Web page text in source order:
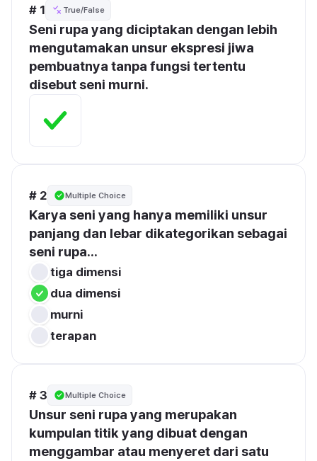
# 1 True/False
Seni rupa yang diciptakan dengan lebih
mengutamakan unsur ekspresi jiwa
pembuatnya tanpa fungsi tertentu
disebut seni murni.
# 2 Multiple Choice
Karya seni yang hanya memiliki unsur
panjang dan lebar dikategorikan sebagai
seni rupa...
tiga dimensi
dua dimensi
murni
terapan
# 3 Multiple Choice
Unsur seni rupa yang merupakan
kumpulan titik yang dibuat dengan
menggambar atau menyeret dari satu